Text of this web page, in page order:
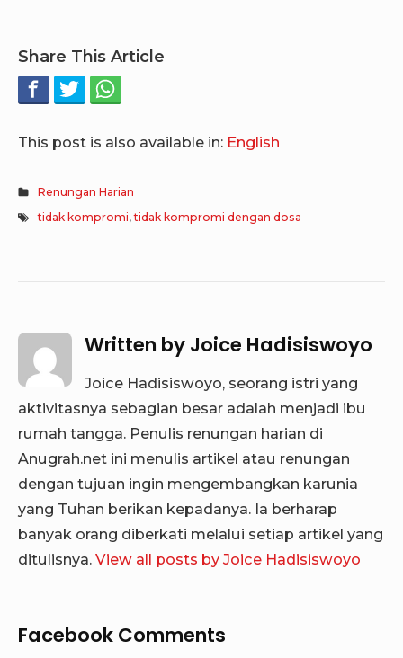
Share This Article
This post is also available in: English
Renungan Harian
tidak kompromi,tidak kompromi dengan dosa
Written by Joice Hadisiswoyo
Joice Hadisiswoyo, seorang istri yang
aktivitasnya sebagian besar adalah menjadi ibu
rumah tangga. Penulis renungan harian di
Anugrah.net ini menulis artikel atau renungan
dengan tujuan ingin mengembangkan karunia
yang Tuhan berikan kepadanya. Ia berharap
banyak orang diberkati melalui setiap artikel yang
ditulisnya. View all posts by Joice Hadisiswoyo
Facebook Comments